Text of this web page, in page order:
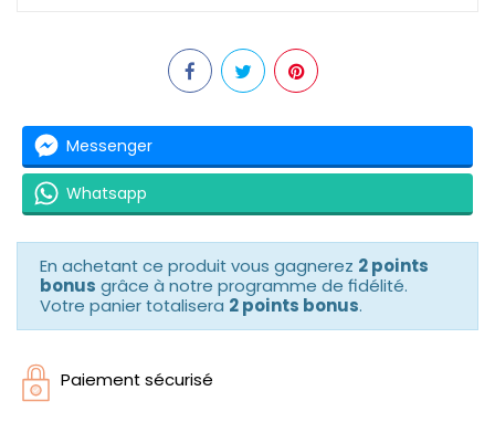
Messenger
Whatsapp
En achetant ce produit vous gagnerez 2 points
bonus grâce à notre programme de fidélité.
Votre panier totalisera 2 points bonus.
Paiement sécurisé